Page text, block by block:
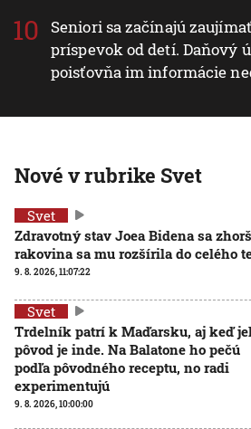
Seniori sa začínajú
príspevok od detí. Daňový
poisťovňa im informácie
Nové v rubrike Svet
Svet
Zdravotný stav Joea Bidena sa
rakovina sa mu rozšírila do celého
9. 8. 2026, 11:07:22
Svet
Trdelník patrí k Maďarsku, aj keď
pôvod je inde. Na Balatone ho pečú
podľa pôvodného receptu, no radi
experimentujú
9. 8. 2026, 10:00:00